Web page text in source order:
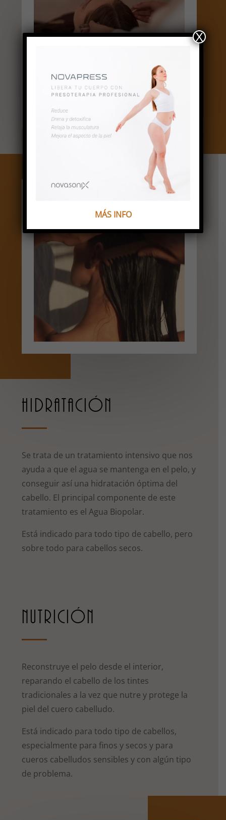
HIDRATACIÓN
Se trata de un tratamiento intensivo que nos
ayuda a que el agua se mantenga en el pelo, y
conseguir así una hidratación óptima del
cabello. El principal componente de este
tratamiento es el Agua Biopolar.
Está indicado para todo tipo de cabello, pero
sobre todo para cabellos secos.
NUTRICIÓN
Reconstruye el pelo desde el interior,
reparando el cabello de los tintes
tradicionales a la vez que nutre y protege la
piel del cuero cabelludo.
Está indicado para todo tipo de cabellos,
especialmente para finos y secos y para
cueros cabelludos sensibles y con algún tipo
de problema.
MÁS INFO
X